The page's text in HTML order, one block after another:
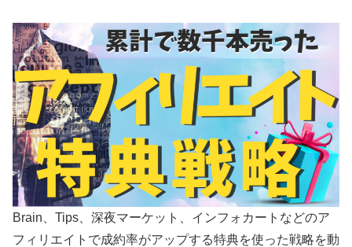
Brain、Tips、深夜マーケット、インフォカートなどのア
フィリエイトで成約率がアップする特典を使った戦略を動